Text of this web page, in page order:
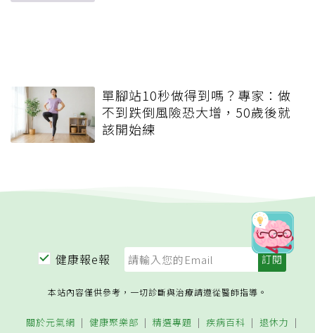
單腳站10秒做得到嗎？專家：做
不到跌倒風險恐大增，50歲後就
該開始練
健康報e報
本站內容僅供參考，一切診斷與治療請遵從醫師指導。
關於元氣網 健康聚樂部 精選專題 疾病百科 退休力